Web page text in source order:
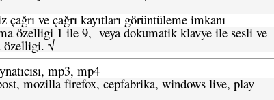
çağrı ve çağrı kayıtları görüntüleme imkanı
özelligi 1 ile 9, veya dokumatik klavye ile sesli ve
özelligi. √
mp3, mp4
mozilla firefox, cepfabrika, windows live, play